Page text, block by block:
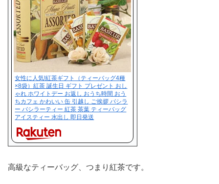
女性に人気!紅茶ギフト（ティーバッグ4種
×8袋）紅茶 誕生日 ギフト プレゼント おし
ゃれ ホワイトデー お返し おうち時間 おう
ちカフェ かわいい 缶 引越し ご挨拶 バシラ
ー バシラーティー 紅茶 茶葉 ティーバッグ
アイスティー 水出し 即日発送
高級なティーバッグ、つまり紅茶です。